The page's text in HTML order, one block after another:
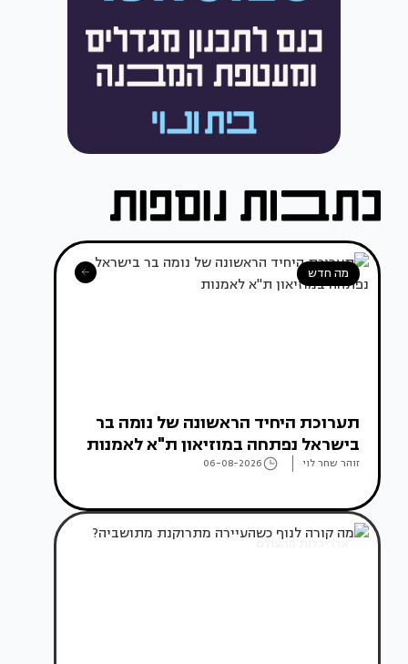
מה חדש
תערוכת היחיד הראשונה של נומה בר
בישראל נפתחה במוזיאון ת"א לאמנות
זוהר שחר לוי 06-08-2026
אדריכלות מהעולם